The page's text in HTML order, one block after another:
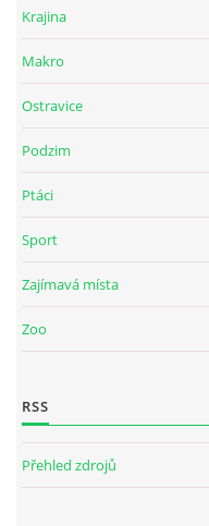
Krajina
Makro
Ostravice
Podzim
Ptáci
Sport
Zajímavá místa
Zoo
RSS
Přehled zdrojů